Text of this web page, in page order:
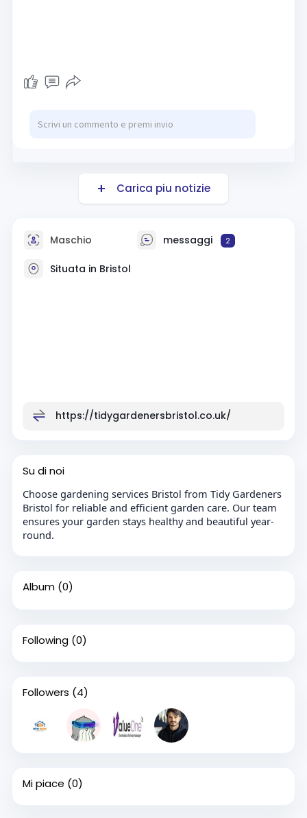
Carica piu notizie
Maschio messaggi 2
Situata in Bristol
https://tidygardenersbristol.co.uk/
Su di noi
Choose gardening services Bristol from Tidy Gardeners
Bristol for reliable and efficient garden care. Our team
ensures your garden stays healthy and beautiful year-
round.
Album (0)
Following (0)
Followers (4)
Mi piace (0)